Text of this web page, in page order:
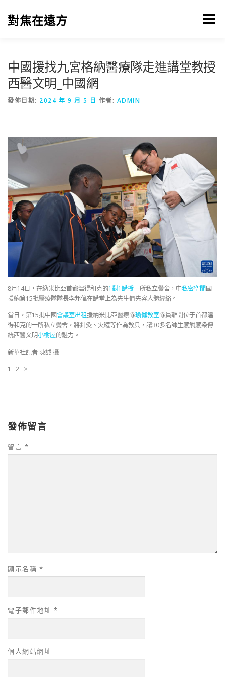
對焦在遠方 選單
中國援找九宮格納醫療隊走進講堂教授
西醫文明_中國網
發佈日期: 2024 年 9 月 5 日 作者: ADMIN
8月14日，在納米比亞首都溫得和克的1對1講授一所私立黌舍，中私密空間國
援納第15批醫療隊隊長李邦偉在講堂上為先生們先容人體經絡。
當日，第15批中國會議室出租援納米比亞醫療隊瑜伽教室隊員離開位于首都溫
得和克的一所私立黌舍，將針灸、火罐等作為教具，讓30多名師生感觸感染傳
統西醫文明小樹屋的魅力。
新華社記者 陳誠 攝
1 2 >
發佈留言
留言 *
顯示名稱 *
電子郵件地址 *
個人網站網址